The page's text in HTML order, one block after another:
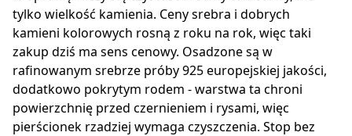
tylko wielkość kamienia. Ceny srebra i dobrych
kamieni kolorowych rosną z roku na rok, więc taki
zakup dziś ma sens cenowy. Osadzone są w
rafinowanym srebrze próby 925 europejskiej jakości,
dodatkowo pokrytym rodem - warstwa ta chroni
powierzchnię przed czernieniem i rysami, więc
pierścionek rzadziej wymaga czyszczenia. Stop bez